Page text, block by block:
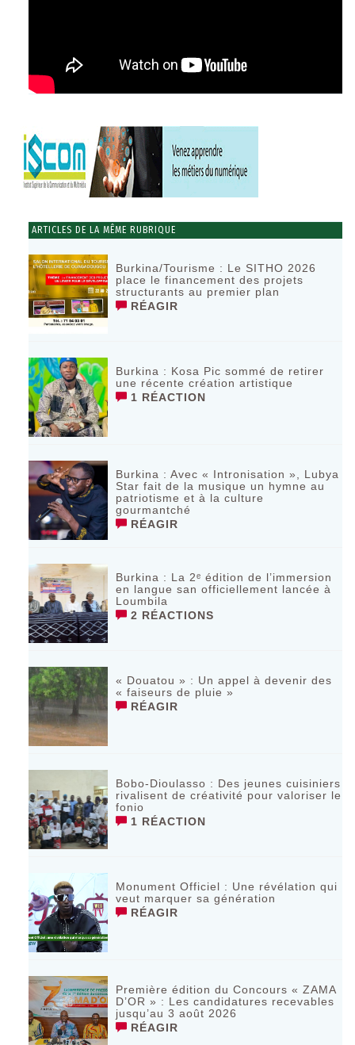
ARTICLES DE LA MÊME RUBRIQUE
Burkina/Tourisme : Le SITHO 2026
place le financement des projets
structurants au premier plan
RÉAGIR
Burkina : Kosa Pic sommé de retirer
une récente création artistique
1 RÉACTION
Burkina : Avec « Intronisation », Lubya
Star fait de la musique un hymne au
patriotisme et à la culture
gourmantché
RÉAGIR
Burkina : La 2ᵉ édition de l’immersion
en langue san officiellement lancée à
Loumbila
2 RÉACTIONS
« Douatou » : Un appel à devenir des
« faiseurs de pluie »
RÉAGIR
Bobo-Dioulasso : Des jeunes cuisiniers
rivalisent de créativité pour valoriser le
fonio
1 RÉACTION
Monument Officiel : Une révélation qui
veut marquer sa génération
RÉAGIR
‎Première édition du Concours « ZAMA
D’OR » : Les candidatures recevables
jusqu’au 3 août 2026 ‎
RÉAGIR